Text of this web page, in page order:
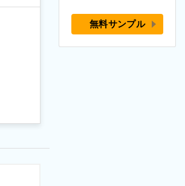
無料サンプル